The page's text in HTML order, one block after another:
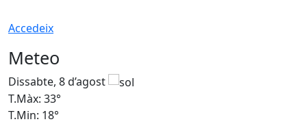
Accedeix
Meteo
Dissabte, 8 d’agost
T.Màx: 33°
T.Min: 18°